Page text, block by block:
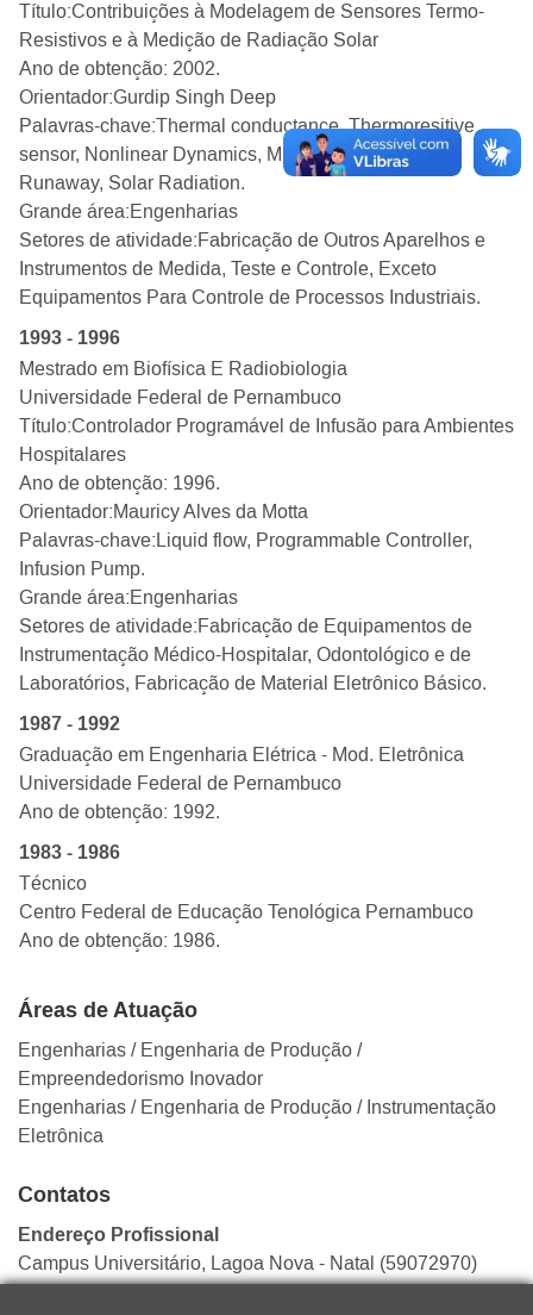
Título:Contribuições à Modelagem de Sensores Termo-
Resistivos e à Medição de Radiação Solar
Ano de obtenção: 2002.
Orientador:Gurdip Singh Deep
Palavras-chave:Thermal conductance, Thermoresitive
sensor, Nonlinear Dynamics, Microsensors, Thermal
Runaway, Solar Radiation.
Grande área:Engenharias
Setores de atividade:Fabricação de Outros Aparelhos e
Instrumentos de Medida, Teste e Controle, Exceto
Equipamentos Para Controle de Processos Industriais.
1993 - 1996
Mestrado em Biofísica E Radiobiologia
Universidade Federal de Pernambuco
Título:Controlador Programável de Infusão para Ambientes
Hospitalares
Ano de obtenção: 1996.
Orientador:Mauricy Alves da Motta
Palavras-chave: Liquid flow, Programmable Controller,
Infusion Pump.
Grande área:Engenharias
Setores de atividade:Fabricação de Equipamentos de
Instrumentação Médico-Hospitalar, Odontológico e de
Laboratórios, Fabricação de Material Eletrônico Básico.
1987 - 1992
Graduação em Engenharia Elétrica - Mod. Eletrônica
Universidade Federal de Pernambuco
Ano de obtenção: 1992.
1983 - 1986
Técnico
Centro Federal de Educação Tenológica Pernambuco
Ano de obtenção: 1986.
Áreas de Atuação
Engenharias / Engenharia de Produção /
Empreendedorismo Inovador
Engenharias / Engenharia de Produção / Instrumentação
Eletrônica
Contatos
Endereço Profissional
Campus Universitário, Lagoa Nova - Natal (59072970)